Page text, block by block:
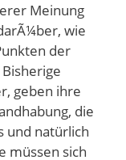
Meinung
wie
der
geben ihre
die
und natürlich
müssen sich